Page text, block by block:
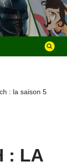
: la saison 5
: LA